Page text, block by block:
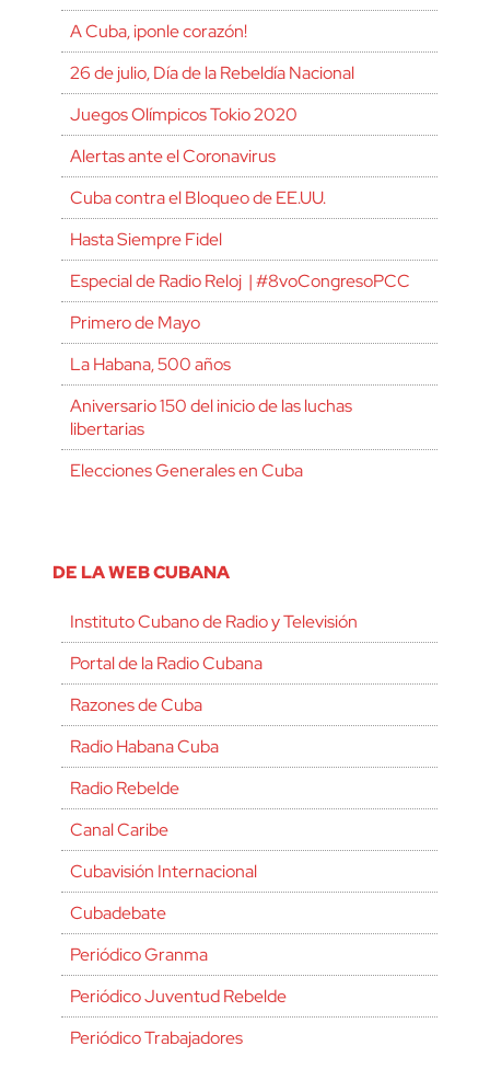
A Cuba, ¡ponle corazón!
26 de julio, Día de la Rebeldía Nacional
Juegos Olímpicos Tokio 2020
Alertas ante el Coronavirus
Cuba contra el Bloqueo de EE.UU.
Hasta Siempre Fidel
Especial de Radio Reloj | #8voCongresoPCC
Primero de Mayo
La Habana, 500 años
Aniversario 150 del inicio de las luchas
libertarias
Elecciones Generales en Cuba
DE LA WEB CUBANA
Instituto Cubano de Radio y Televisión
Portal de la Radio Cubana
Razones de Cuba
Radio Habana Cuba
Radio Rebelde
Canal Caribe
Cubavisión Internacional
Cubadebate
Periódico Granma
Periódico Juventud Rebelde
Periódico Trabajadores